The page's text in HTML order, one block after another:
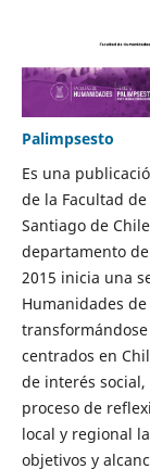
Palimpsesto
Es una
de la Facultad
Santiago de
departamento
2015 inicia una
Humanidades
centrados en
de interés
proceso de
local y regional
objetivos y